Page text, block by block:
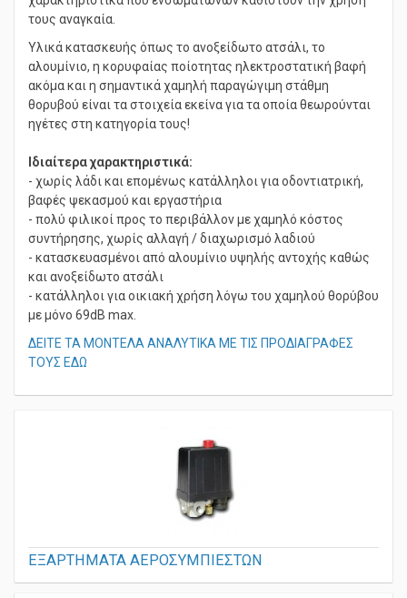
χαρακτηριστικά που ενσωματώνων καθιστούν την χρήση
τους αναγκαία.
Υλικά κατασκευής όπως το ανοξείδωτο ατσάλι, το
αλουμίνιο, η κορυφαίας ποίοτητας ηλεκτροστατική βαφή
ακόμα και η σημαντικά χαμηλή παραγώγιμη στάθμη
θορυβού είναι τα στοιχεία εκείνα για τα οποία θεωρούνται
ηγέτες στη κατηγορία τους!
Ιδιαίτερα χαρακτηριστικά:
- χωρίς λάδι και επομένως κατάλληλοι για οδοντιατρική,
βαφές ψεκασμού και εργαστήρια
- πολύ φιλικοί προς το περιβάλλον με χαμηλό κόστος
συντήρησης, χωρίς αλλαγή / διαχωρισμό λαδιού
- κατασκευασμένοι από αλουμίνιο υψηλής αντοχής καθώς
και ανοξείδωτο ατσάλι
- κατάλληλοι για οικιακή χρήση λόγω του χαμηλού θορύβου
με μόνο 69dB max.
ΔΕΙΤΕ ΤΑ ΜΟΝΤΕΛΑ ΑΝΑΛΥΤΙΚΑ ΜΕ ΤΙΣ ΠΡΟΔΙΑΓΡΑΦΕΣ
ΕΞΑΡΤΗΜΑΤΑ ΑΕΡΟΣΥΜΠΙΕΣΤΩΝ